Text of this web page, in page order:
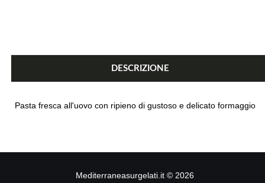
DESCRIZIONE
Pasta fresca all'uovo con ripieno di gustoso e delicato formaggio
Mediterraneasurgelati.it © 2026